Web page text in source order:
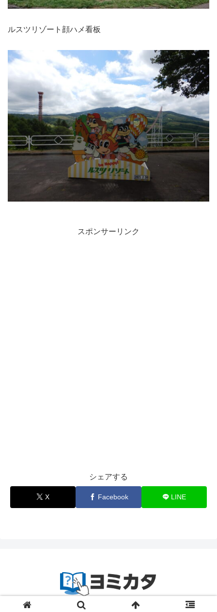
ルスツリゾート顔ハメ看板
スポンサーリンク
シェアする
X Facebook LINE
© 2023-2024 zetta segment Inc